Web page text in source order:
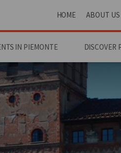
HOME ABOUT US
IN PIEMONTE DISCOVER